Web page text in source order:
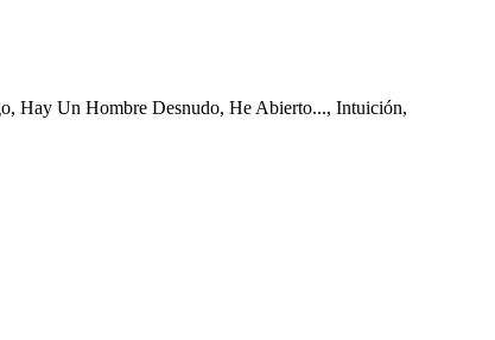
Hay Un Hombre Desnudo, He Abierto..., Intuición,